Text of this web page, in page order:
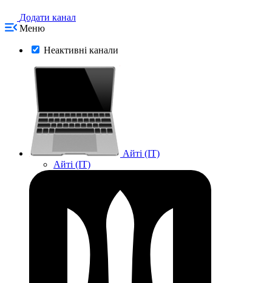
Додати канал
Меню
Неактивні канали
Айті (IT)
Айті (IT)